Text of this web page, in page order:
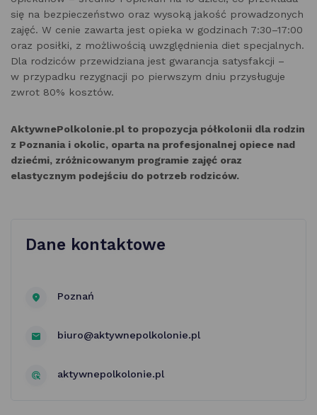
się na bezpieczeństwo oraz wysoką jakość prowadzonych
zajęć. W cenie zawarta jest opieka w godzinach 7:30–17:00
oraz posiłki, z możliwością uwzględnienia diet specjalnych.
Dla rodziców przewidziana jest gwarancja satysfakcji –
w przypadku rezygnacji po pierwszym dniu przysługuje
zwrot 80% kosztów.
AktywnePolkolonie.pl to propozycja półkolonii dla rodzin
z Poznania i okolic, oparta na profesjonalnej opiece nad
dziećmi, zróżnicowanym programie zajęć oraz
elastycznym podejściu do potrzeb rodziców.
Dane kontaktowe
Poznań
biuro@aktywnepolkolonie.pl
aktywnepolkolonie.pl